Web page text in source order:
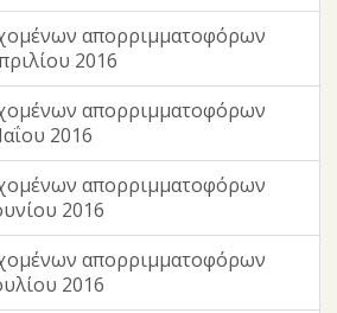
απορριμματοφόρων
2016
απορριμματοφόρων
2016
απορριμματοφόρων
2016
απορριμματοφόρων
2016